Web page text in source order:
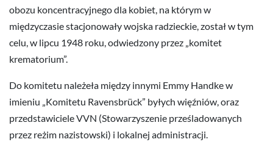
obozu koncentracyjnego dla kobiet, na którym w
międzyczasie stacjonowały wojska radzieckie, został w tym
celu, w lipcu 1948 roku, odwiedzony przez „komitet
krematorium”.
Do komitetu należeła między innymi Emmy Handke w
imieniu „Komitetu Ravensbrück” byłych więźniów, oraz
przedstawiciele VVN (Stowarzyszenie prześladowanych
przez reżim nazistowski) i lokalnej administracji.